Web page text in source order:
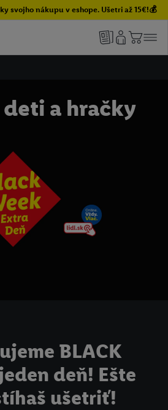
svojho nákupu v eshope. Ušetri až 15€!💰
a hračky
BLACK
deň! Ešte
ušetriť!